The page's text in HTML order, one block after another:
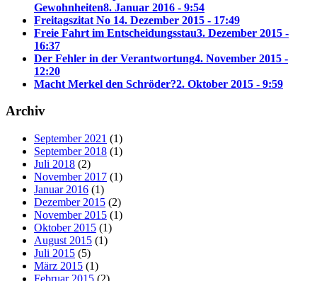
Gewohnheiten8. Januar 2016 - 9:54
Freitagszitat No 14. Dezember 2015 - 17:49
Freie Fahrt im Entscheidungsstau3. Dezember 2015 -
16:37
Der Fehler in der Verantwortung4. November 2015 -
12:20
Macht Merkel den Schröder?2. Oktober 2015 - 9:59
Archiv
September 2021 (1)
September 2018 (1)
Juli 2018 (2)
November 2017 (1)
Januar 2016 (1)
Dezember 2015 (2)
November 2015 (1)
Oktober 2015 (1)
August 2015 (1)
Juli 2015 (5)
März 2015 (1)
Februar 2015 (2)